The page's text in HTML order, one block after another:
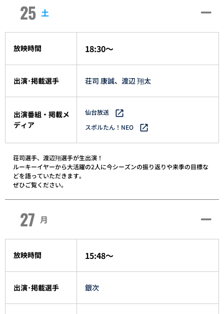
25 土
放映時間 18:30～
出演･掲載選手 荘司 康誠、 渡辺 翔太
出演番組・掲載メ
ディア
仙台放送
スポルたん！NEO
荘司選手、渡辺翔選手が生出演！
ルーキーイヤーから大活躍の2人に今シーズンの振り返りや来季の目標な
どを語っていただきます。
ぜひご覧ください。
27 月
放映時間 15:48～
出演･掲載選手 銀次